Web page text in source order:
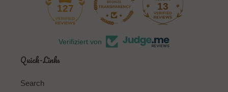
127 13
Verifiziert von
Quick-Links
Search